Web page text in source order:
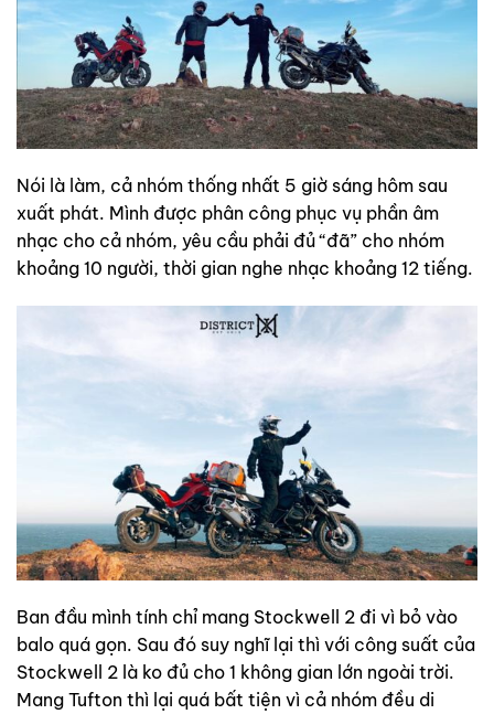
Nói là làm, cả nhóm thống nhất 5 giờ sáng hôm sau
xuất phát. Mình được phân công phục vụ phần âm
nhạc cho cả nhóm, yêu cầu phải đủ “đã” cho nhóm
khoảng 10 người, thời gian nghe nhạc khoảng 12 tiếng.
Ban đầu mình tính chỉ mang Stockwell 2 đi vì bỏ vào
balo quá gọn. Sau đó suy nghĩ lại thì với công suất của
Stockwell 2 là ko đủ cho 1 không gian lớn ngoài trời.
Mang Tufton thì lại quá bất tiện vì cả nhóm đều di